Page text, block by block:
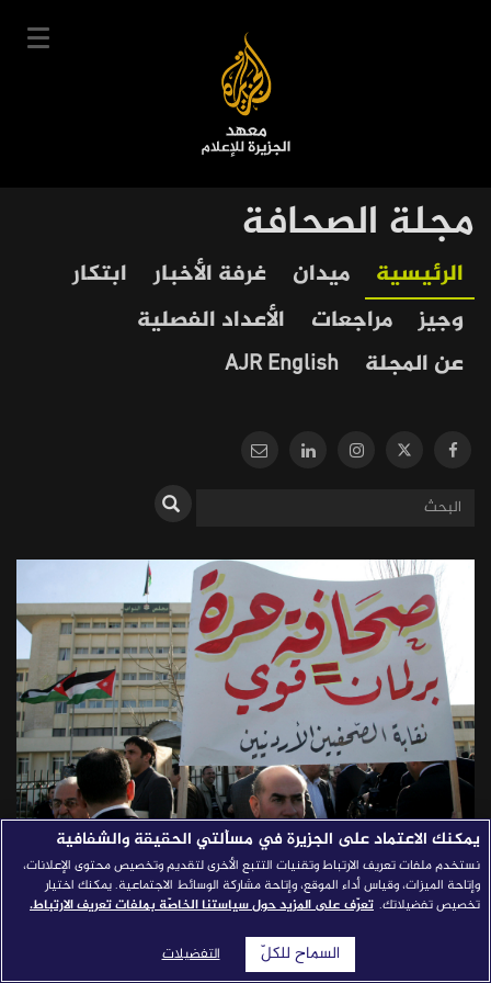
User
account
menu
Main
navigation
دوراتنا
جدول الدورات
مجلة الصحافة
إصداراتنا
معارف إعلامية
شركاؤنا
للتواصل | استفسارات
مجلة الصحافة
Our
Journalism
الرئيسية ميدان غرفة الأخبار
ابتكار
وجيز
مراجعات
الأعداد الفصلية
عن المجلة
AJR English
حرية الصحافة في الأردن بين رقابة
السلطة والرقابة الذاتية
يمكنك الاعتماد على الجزيرة في مسألتي الحقيقة والشفافية
نستخدم ملفات تعريف الارتباط وتقنيات التتبع الأخرى لتقديم وتخصيص محتوى الإعلانات،
وإتاحة الميزات، وقياس أداء الموقع، وإتاحة مشاركة الوسائط الاجتماعية. يمكنك اختيار
تخصيص تفضيلاتك. تعرّف على المزيد حول سياستنا الخاصّة بملفات تعريف الارتباط.
التفضيلات السماح للكلّ